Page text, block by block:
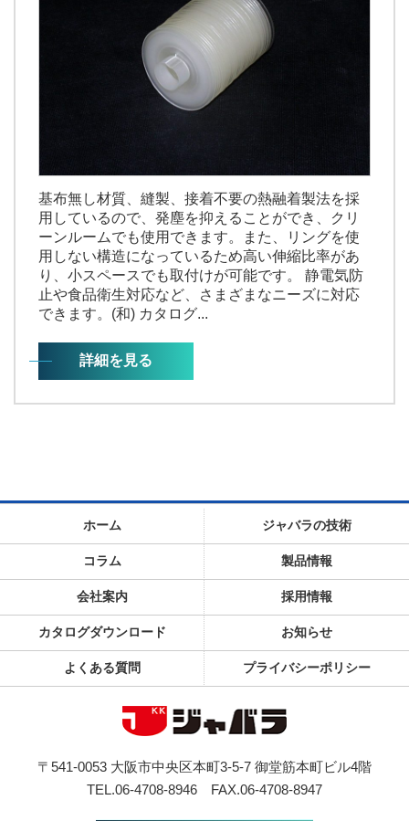
基布無し材質、縫製、接着不要の熱融着製法を採
用しているので、発塵を抑えることができ、クリ
ーンルームでも使用できます。また、リングを使
用しない構造になっているため高い伸縮比率があ
り、小スペースでも取付けが可能です。 静電気防
止や食品衛生対応など、さまざまなニーズに対応
できます。(和) カタログ...
詳細を見る
ホーム ジャバラの技術
コラム 製品情報
会社案内 採用情報
カタログダウンロード お知らせ
よくある質問 プライバシーポリシー
〒541-0053 大阪市中央区本町3-5-7 御堂筋本町ビル4階
TEL.06-4708-8946 FAX.06-4708-8947